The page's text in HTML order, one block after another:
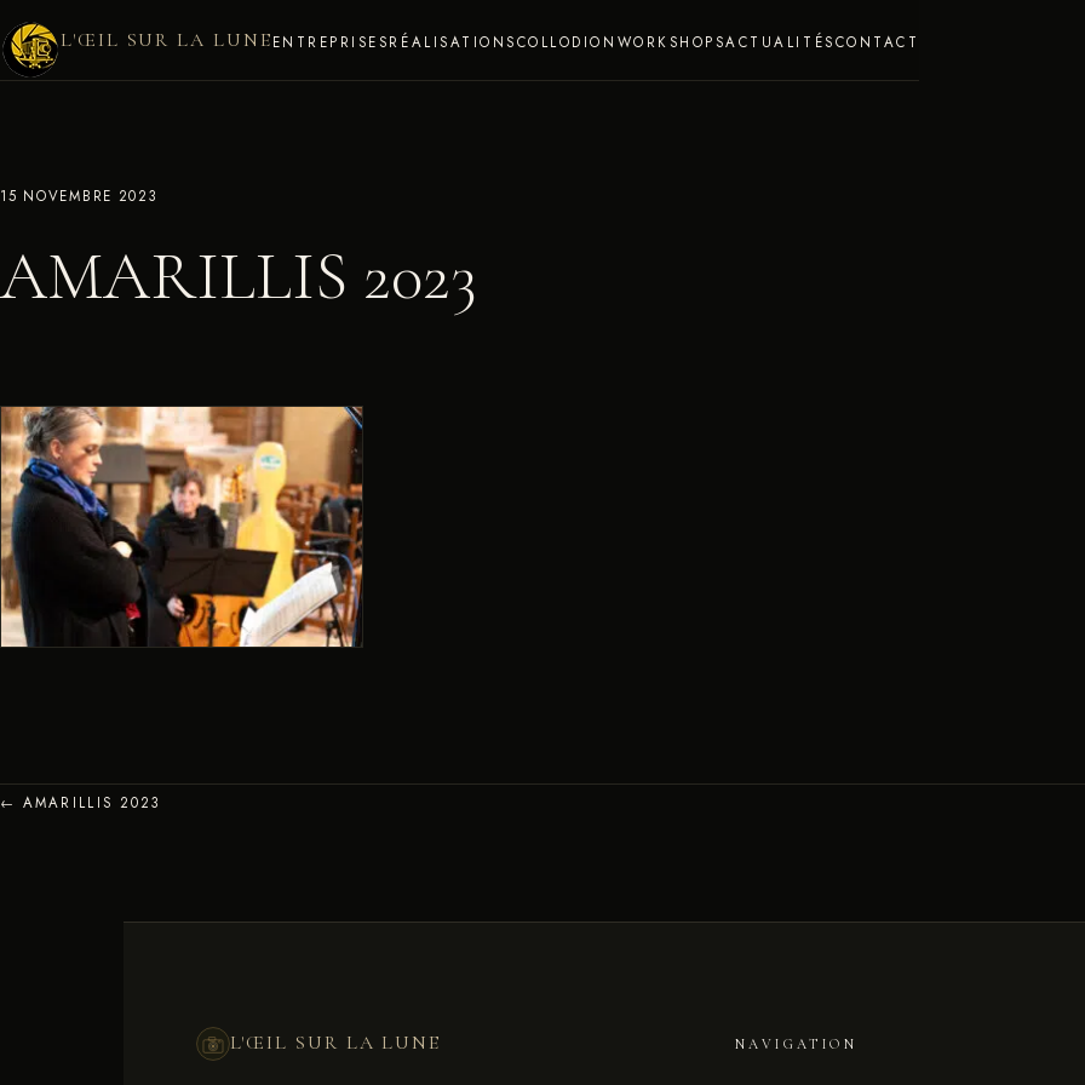
L'ŒIL SUR LA LUNEENTREPRISESRÉALISATIONSCOLLODION WORKSHOPSACTUALITÉSCONTACT
15 NOVEMBRE 2023
AMARILLIS 2023
← AMARILLIS 2023
L'ŒIL SUR LA LUNE NAVIGATION